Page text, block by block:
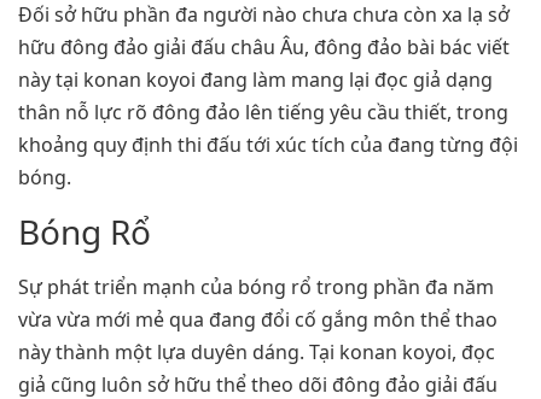
Đối sở hữu phần đa người nào chưa chưa còn xa lạ sở
hữu đông đảo giải đấu châu Âu, đông đảo bài bác viết
này tại konan koyoi đang làm mang lại đọc giả dạng
thân nỗ lực rõ đông đảo lên tiếng yêu cầu thiết, trong
khoảng quy định thi đấu tới xúc tích của đang từng đội
bóng.
Bóng Rổ
Sự phát triển mạnh của bóng rổ trong phần đa năm
vừa vừa mới mẻ qua đang đổi cố gắng môn thể thao
này thành một lựa duyên dáng. Tại konan koyoi, đọc
giả cũng luôn sở hữu thể theo dõi đông đảo giải đấu